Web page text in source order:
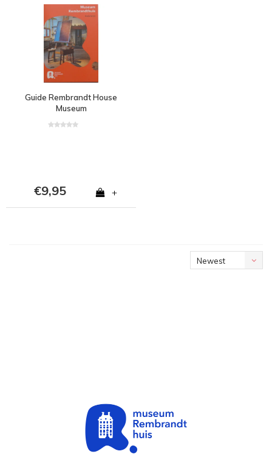
Guide Rembrandt House
Museum
€9,95 +
Newest